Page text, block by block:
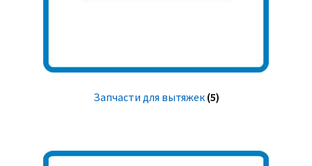
Запчасти для вытяжек (5)